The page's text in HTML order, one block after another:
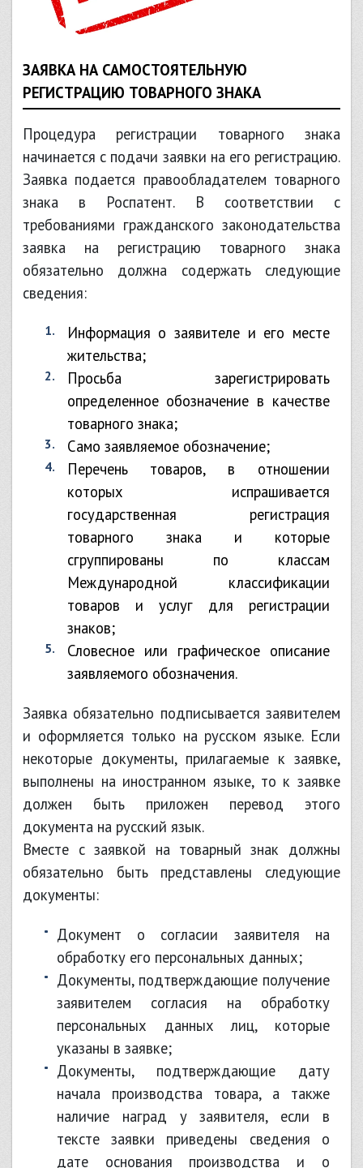
ЗАЯВКА НА САМОСТОЯТЕЛЬНУЮ
РЕГИСТРАЦИЮ ТОВАРНОГО ЗНАКА
Процедура регистрации товарного знака
начинается с подачи заявки на его регистрацию.
Заявка подается правообладателем товарного
знака в Роспатент. В соответствии с
требованиями гражданского законодательства
заявка на регистрацию товарного знака
обязательно должна содержать следующие
сведения:
информация о заявителе и его месте
жительства;
просьба зарегистрировать
определенное обозначение в качестве
товарного знака;
само заявляемое обозначение;
перечень товаров, в отношении
которых испрашивается
государственная регистрация
товарного знака и которые
сгруппированы по классам
Международной классификации
товаров и услуг для регистрации
знаков;
словесное или графическое описание
заявляемого обозначения.
Заявка обязательно подписывается заявителем
и оформляется только на русском языке. Если
некоторые документы, прилагаемые к заявке,
выполнены на иностранном языке, то к заявке
должен быть приложен перевод этого
документа на русский язык.
Вместе с заявкой на товарный знак должны
обязательно быть представлены следующие
документы:
документ о согласии заявителя на
обработку его персональных данных;
документы, подтверждающие получение
заявителем согласия на обработку
персональных данных лиц, которые
указаны в заявке;
документы, подтверждающие дату
начала производства товара, а также
наличие наград у заявителя, если в
тексте заявки приведены сведения о
дате основания производства и о